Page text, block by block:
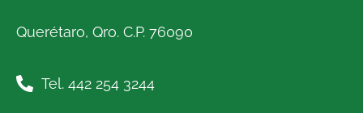
Querétaro, Qro. C.P. 76090
Tel. 442 254 3244